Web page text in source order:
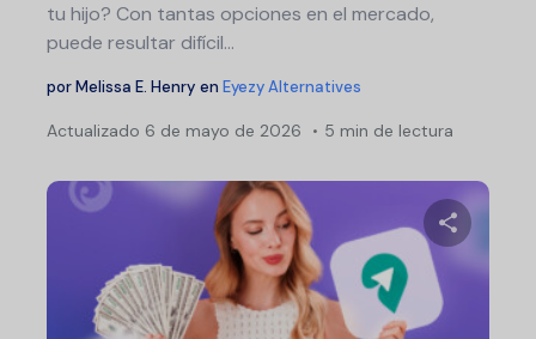
tu hijo? Con tantas opciones en el mercado,
puede resultar difícil...
porMelissa E. Henry en Eyezy Alternatives
Actualizado 6 de mayo de 2026 5 min de lectura